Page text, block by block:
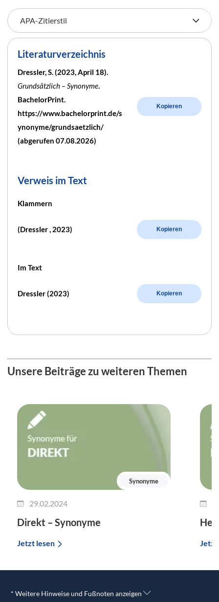
Literaturverzeichnis
Dressler, S. (2023, April 18).
Grundsätzlich – Synonyme.
BachelorPrint.
https://www.bachelorprint.de/s
ynonyme/grundsaetzlich/
(abgerufen 07.08.2026)
Kopieren
Verweis im Text
Klammern
(Dressler , 2023) Kopieren
Im Text
Dressler (2023) Kopieren
Unsere Beiträge zu weiteren Themen
Synonyme
29.02.2024
Direkt – Synonyme
Jetzt lesen Jetzt
* Weitere Hinweise und Fußnoten anzeigen